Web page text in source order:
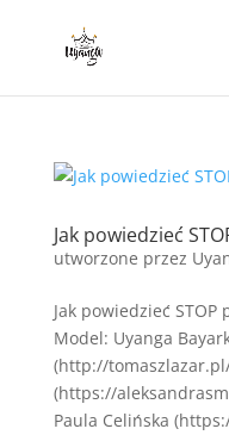
Jak powiedzieć
utworzone przez
Jak powiedzieć STOP
Model: Uyanga
(http://
(https://
Paula Celińska